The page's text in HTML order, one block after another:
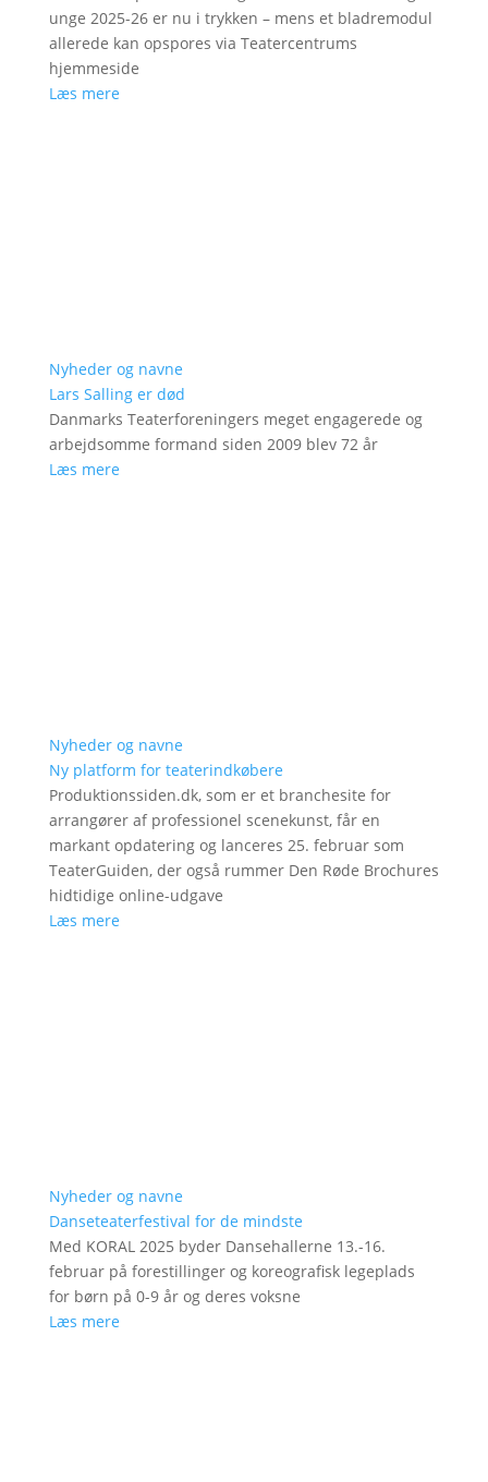
unge 2025-26 er nu i trykken – mens et bladremodul
allerede kan opspores via Teatercentrums
hjemmeside
Læs mere
Nyheder og navne
Lars Salling er død
Danmarks Teaterforeningers meget engagerede og
arbejdsomme formand siden 2009 blev 72 år
Læs mere
Nyheder og navne
Ny platform for teaterindkøbere
Produktionssiden.dk, som er et branchesite for
arrangører af professionel scenekunst, får en
markant opdatering og lanceres 25. februar som
TeaterGuiden, der også rummer Den Røde Brochures
hidtidige online-udgave
Læs mere
Nyheder og navne
Danseteaterfestival for de mindste
Med KORAL 2025 byder Dansehallerne 13.-16.
februar på forestillinger og koreografisk legeplads
for børn på 0-9 år og deres voksne
Læs mere